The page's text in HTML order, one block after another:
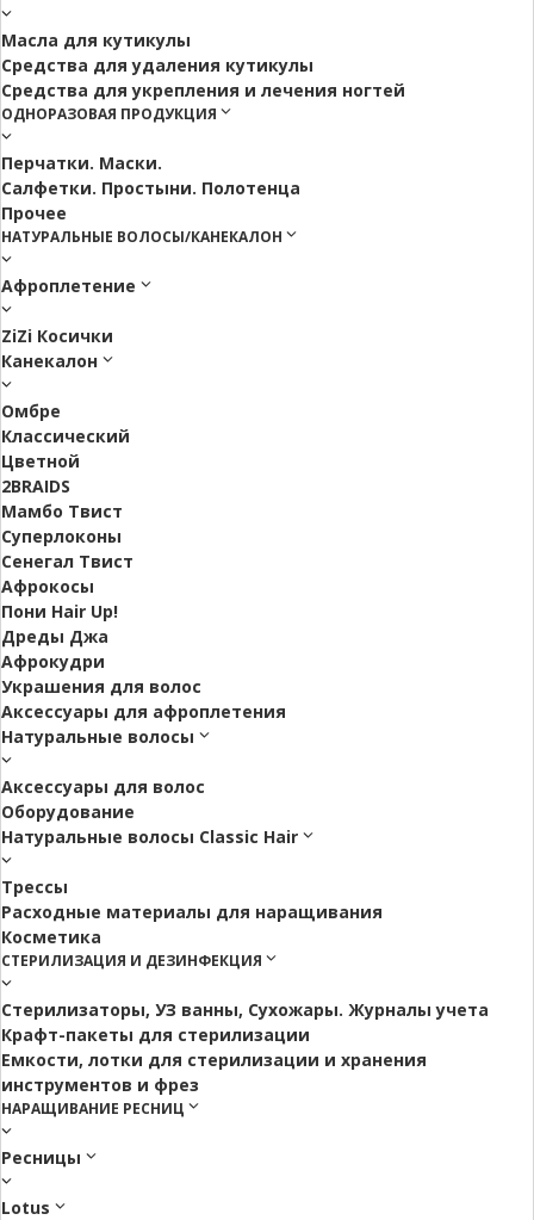
Масла для кутикулы
Средства для удаления кутикулы
Средства для укрепления и лечения ногтей
ОДНОРАЗОВАЯ ПРОДУКЦИЯ
Перчатки. Маски.
Салфетки. Простыни. Полотенца
Прочее
НАТУРАЛЬНЫЕ ВОЛОСЫ/КАНЕКАЛОН
Афроплетение
ZiZi Косички
Канекалон
Омбре
Классический
Цветной
2BRAIDS
Мамбо Твист
Суперлоконы
Сенегал Твист
Афрокосы
Пони Hair Up!
Дреды Джа
Афрокудри
Украшения для волос
Аксессуары для афроплетения
Натуральные волосы
Аксессуары для волос
Оборудование
Натуральные волосы Classic Hair
Трессы
Расходные материалы для наращивания
Косметика
СТЕРИЛИЗАЦИЯ И ДЕЗИНФЕКЦИЯ
Стерилизаторы, УЗ ванны, Сухожары. Журналы учета
Крафт-пакеты для стерилизации
Емкости, лотки для стерилизации и хранения
инструментов и фрез
НАРАЩИВАНИЕ РЕСНИЦ
Ресницы
Lotus